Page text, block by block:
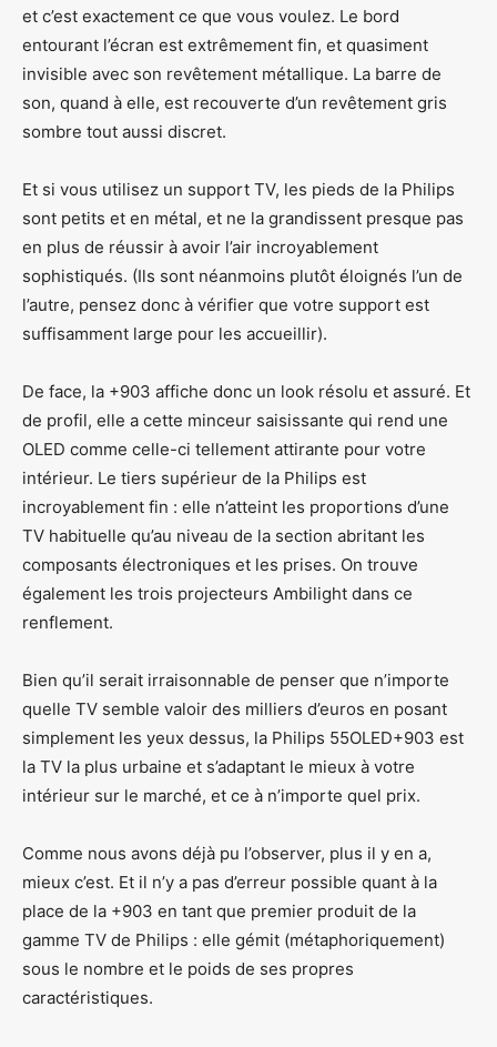
et c’est exactement ce que vous voulez. Le bord
entourant l’écran est extrêmement fin, et quasiment
invisible avec son revêtement métallique. La barre de
son, quand à elle, est recouverte d’un revêtement gris
sombre tout aussi discret.
Et si vous utilisez un support TV, les pieds de la Philips
sont petits et en métal, et ne la grandissent presque pas
en plus de réussir à avoir l’air incroyablement
sophistiqués. (Ils sont néanmoins plutôt éloignés l’un de
l’autre, pensez donc à vérifier que votre support est
suffisamment large pour les accueillir).
De face, la +903 affiche donc un look résolu et assuré. Et
de profil, elle a cette minceur saisissante qui rend une
OLED comme celle-ci tellement attirante pour votre
intérieur. Le tiers supérieur de la Philips est
incroyablement fin : elle n’atteint les proportions d’une
TV habituelle qu’au niveau de la section abritant les
composants électroniques et les prises. On trouve
également les trois projecteurs Ambilight dans ce
renflement.
Bien qu’il serait irraisonnable de penser que n’importe
quelle TV semble valoir des milliers d’euros en posant
simplement les yeux dessus, la Philips 55OLED+903 est
la TV la plus urbaine et s’adaptant le mieux à votre
intérieur sur le marché, et ce à n’importe quel prix.
Comme nous avons déjà pu l’observer, plus il y en a,
mieux c’est. Et il n’y a pas d’erreur possible quant à la
place de la +903 en tant que premier produit de la
gamme TV de Philips : elle gémit (métaphoriquement)
sous le nombre et le poids de ses propres
caractéristiques.